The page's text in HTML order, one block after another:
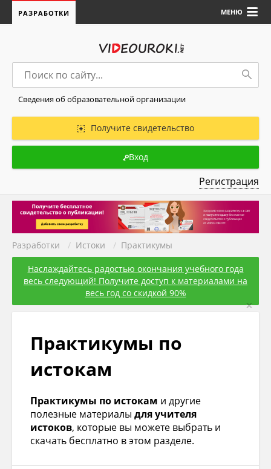
МЕНЮ
РАЗРАБОТКИ
Сведения об образовательной организации
Получите свидетельство
Вход
Регистрация
Разработки / Истоки / Практикумы
Наслаждайтесь радостью окончания учебного года
весь следующий! Получите доступ к материалами на
весь год со скидкой 90%
×
Практикумы по
истокам
Практикумы по истокам и другие
полезные материалы для учителя
истоков, которые вы можете выбрать и
скачать бесплатно в этом разделе.